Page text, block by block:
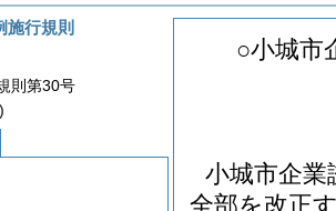
○小城市
小城市企業
全部を改正
施行規則
則第30号